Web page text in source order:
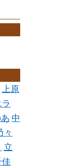
上原
中
々
立